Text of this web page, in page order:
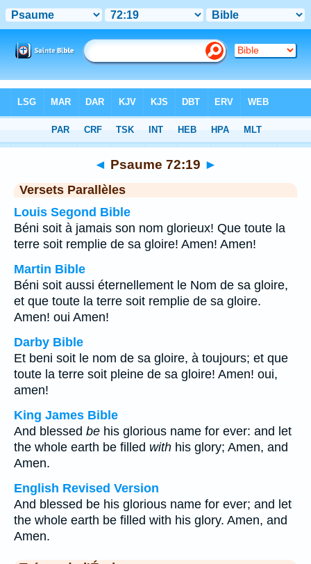
Chapitre 72> Verset 19
◄ Psaume 72:19 ►
Versets Parallèles
Louis Segond Bible
Béni soit à jamais son nom glorieux! Que toute la
terre soit remplie de sa gloire! Amen! Amen!
Martin Bible
Béni soit aussi éternellement le Nom de sa gloire,
et que toute la terre soit remplie de sa gloire.
Amen! oui Amen!
Darby Bible
Et beni soit le nom de sa gloire, à toujours; et que
toute la terre soit pleine de sa gloire! Amen! oui,
amen!
King James Bible
And blessed be his glorious name for ever: and let
the whole earth be filled with his glory; Amen, and
Amen.
English Revised Version
And blessed be his glorious name for ever; and let
the whole earth be filled with his glory. Amen, and
Amen.